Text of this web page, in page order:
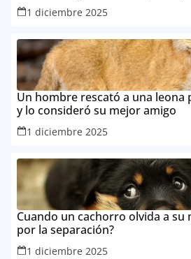
1 diciembre 2025
Un hombre rescató a una leona
y lo consideró su mejor amigo
1 diciembre 2025
Cuando un cachorro olvida a su
por la separación?
1 diciembre 2025